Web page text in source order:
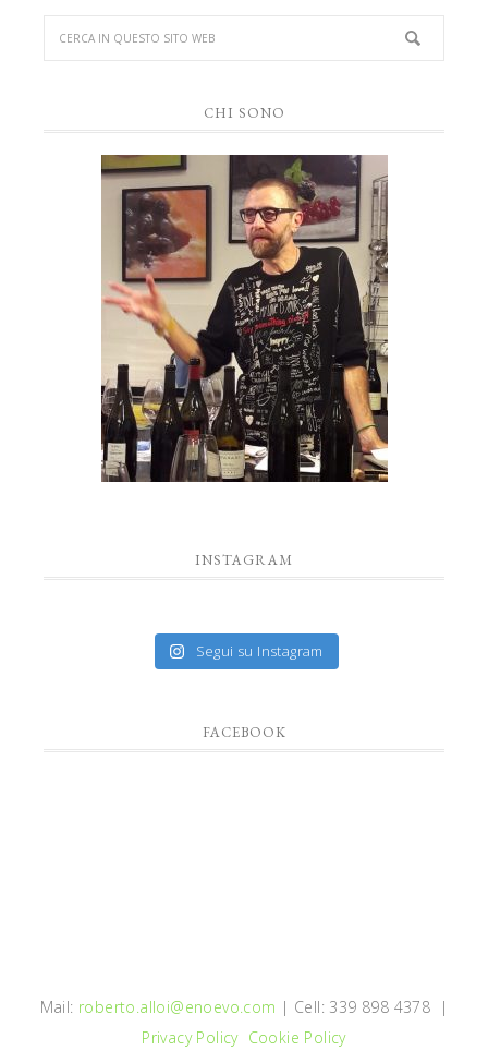
CHI SONO
INSTAGRAM
Segui su Instagram
FACEBOOK
Mail: roberto.alloi@enoevo.com | Cell: 339 898 4378 |
Privacy Policy Cookie Policy